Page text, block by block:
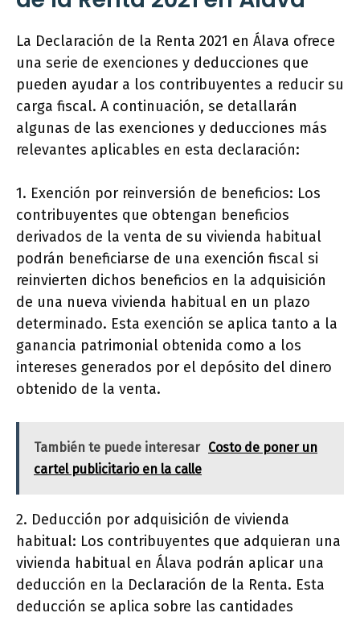
La Declaración de la Renta 2021 en Álava ofrece
una serie de exenciones y deducciones que
pueden ayudar a los contribuyentes a reducir su
carga fiscal. A continuación, se detallarán
algunas de las exenciones y deducciones más
relevantes aplicables en esta declaración:
1. Exención por reinversión de beneficios: Los
contribuyentes que obtengan beneficios
derivados de la venta de su vivienda habitual
podrán beneficiarse de una exención fiscal si
reinvierten dichos beneficios en la adquisición
de una nueva vivienda habitual en un plazo
determinado. Esta exención se aplica tanto a la
ganancia patrimonial obtenida como a los
intereses generados por el depósito del dinero
obtenido de la venta.
También te puede interesar Costo de poner un
cartel publicitario en la calle
2. Deducción por adquisición de vivienda
habitual: Los contribuyentes que adquieran una
vivienda habitual en Álava podrán aplicar una
deducción en la Declaración de la Renta. Esta
deducción se aplica sobre las cantidades